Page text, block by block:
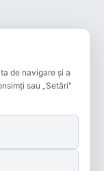
site
de navigare și a
sau „Setări"